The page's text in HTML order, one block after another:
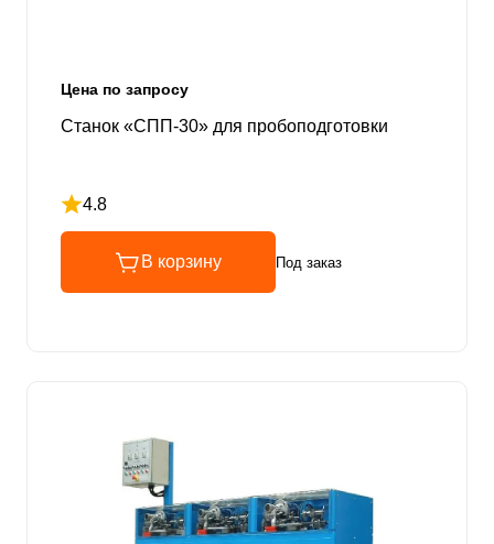
Цена по запросу
Станок «СПП-30» для пробоподготовки
4.8
Рейтинг 4.8 из 5
В корзину Под заказ